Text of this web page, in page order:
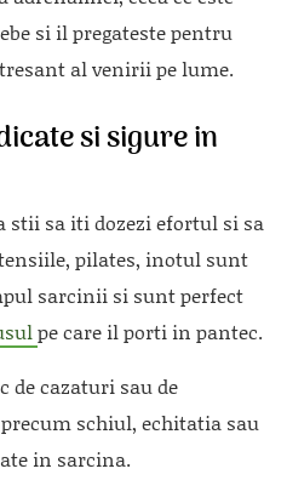
si il pregateste pentru
al venirii pe lume.
si sigure in
stii sa iti dozezi efortul si sa
pilates, inotul sunt
sarcinii si sunt perfect
pe care il porti in pantec.
de cazaturi sau de
schiul, echitatia sau
in sarcina.